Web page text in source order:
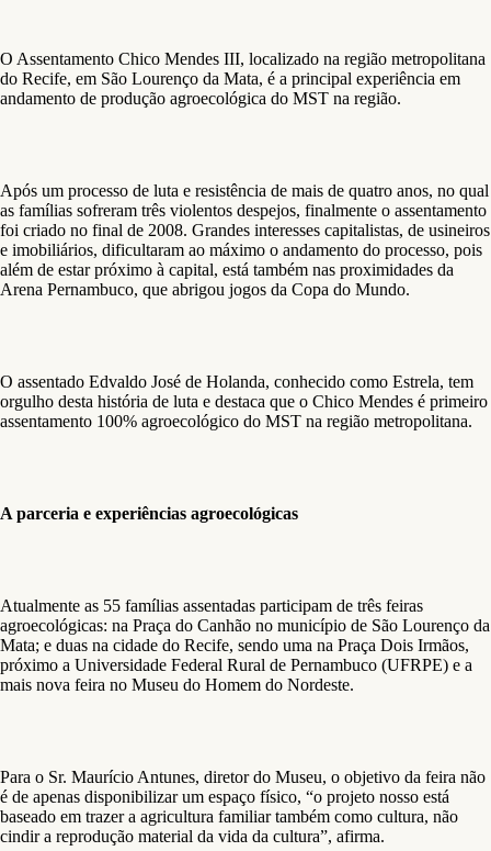
O Assentamento Chico Mendes III, localizado na região metropolitana
do Recife, em São Lourenço da Mata, é a principal experiência em
andamento de produção agroecológica do MST na região.
Após um processo de luta e resistência de mais de quatro anos, no qual
as famílias sofreram três violentos despejos, finalmente o assentamento
foi criado no final de 2008. Grandes interesses capitalistas, de usineiros
e imobiliários, dificultaram ao máximo o andamento do processo, pois
além de estar próximo à capital, está também nas proximidades da
Arena Pernambuco, que abrigou jogos da Copa do Mundo.
O assentado Edvaldo José de Holanda, conhecido como Estrela, tem
orgulho desta história de luta e destaca que o Chico Mendes é primeiro
assentamento 100% agroecológico do MST na região metropolitana.
A parceria e experiências agroecológicas
Atualmente as 55 famílias assentadas participam de três feiras
agroecológicas: na Praça do Canhão no município de São Lourenço da
Mata; e duas na cidade do Recife, sendo uma na Praça Dois Irmãos,
próximo a Universidade Federal Rural de Pernambuco (UFRPE) e a
mais nova feira no Museu do Homem do Nordeste.
Para o Sr. Maurício Antunes, diretor do Museu, o objetivo da feira não
é de apenas disponibilizar um espaço físico, “o projeto nosso está
baseado em trazer a agricultura familiar também como cultura, não
cindir a reprodução material da vida da cultura”, afirma.